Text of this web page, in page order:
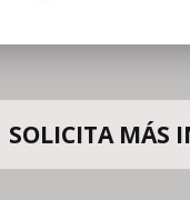
SOLICITA MÁS